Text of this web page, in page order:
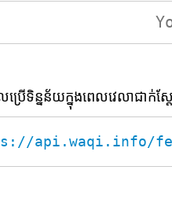
រើទិន្នន័យក្នុងពេលវេលាជាក់ស្ត
api.waqi.info/feed/